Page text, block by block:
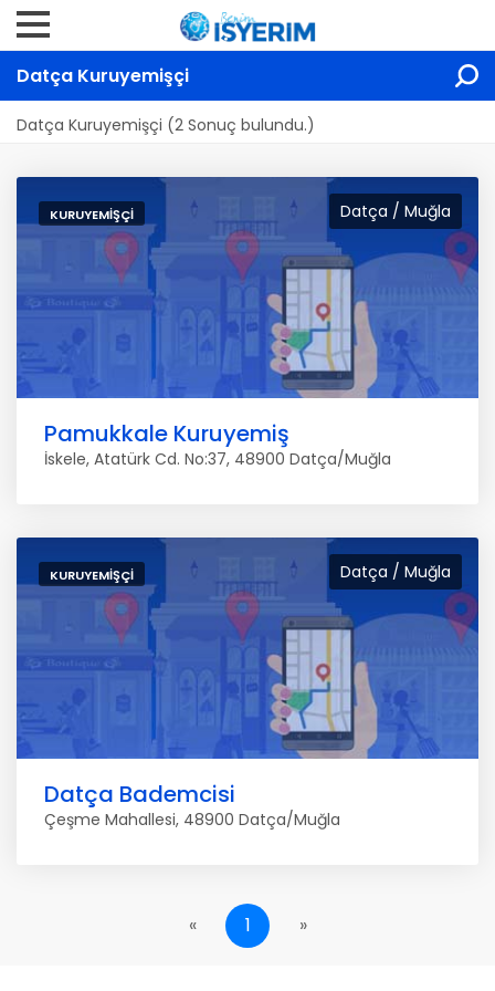
Datça Kuruyemişçi
Datça Kuruyemişçi (2 Sonuç bulundu.)
Datça / Muğla
KURUYEMIŞÇI
Pamukkale Kuruyemiş
İskele, Atatürk Cd. No:37, 48900 Datça/Muğla
Datça / Muğla
KURUYEMIŞÇI
Datça Bademcisi
Çeşme Mahallesi, 48900 Datça/Muğla
« 1 »